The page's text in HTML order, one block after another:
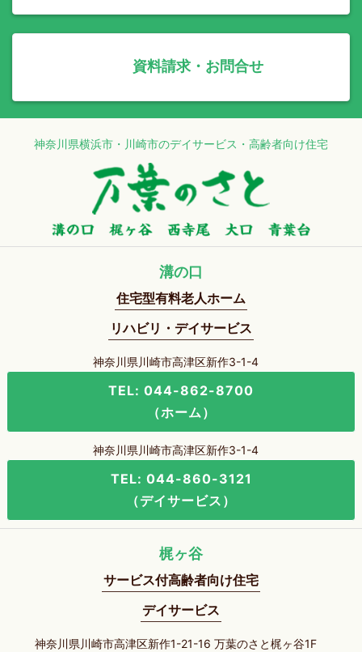
資料請求・お問合せ
神奈川県横浜市・川崎市のデイサービス・高齢者向け住宅
溝の口
住宅型有料老人ホーム
リハビリ・デイサービス
神奈川県川崎市高津区新作3-1-4
TEL: 044-862-8700
（ホーム）
神奈川県川崎市高津区新作3-1-4
TEL: 044-860-3121
（デイサービス）
梶ヶ谷
サービス付高齢者向け住宅
デイサービス
神奈川県川崎市高津区新作1-21-16 万葉のさと梶ヶ谷1F